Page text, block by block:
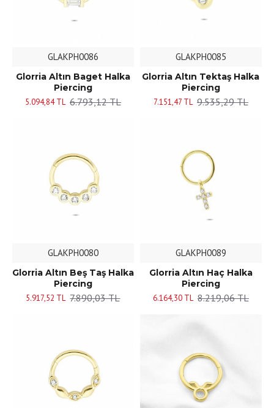
GLAKPH0086
Glorria Altın Baget Halka
Piercing
5.094,84 TL 6.793,12 TL
GLAKPH0085
Glorria Altın Tektaş Halka
Piercing
7.151,47 TL 9.535,29 TL
GLAKPH0080
Glorria Altın Beş Taş Halka
Piercing
5.917,52 TL 7.890,03 TL
GLAKPH0089
Glorria Altın Haç Halka
Piercing
6.164,30 TL 8.219,06 TL